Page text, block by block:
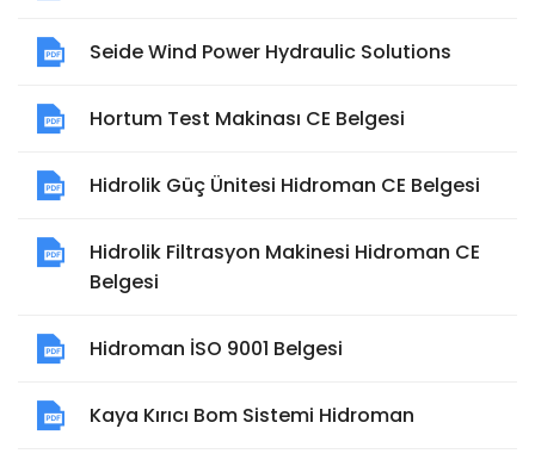
Seide Wind Power Hydraulic Solutions
Hortum Test Makinası CE Belgesi
Hidrolik Güç Ünitesi Hidroman CE Belgesi
Hidrolik Filtrasyon Makinesi Hidroman CE
Belgesi
Hidroman İSO 9001 Belgesi
Kaya Kırıcı Bom Sistemi Hidroman